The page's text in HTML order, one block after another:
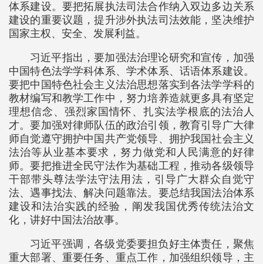
体系建设。要把拓展执法司法合作纳入双边多边关系
建设的重要议题，提升涉外执法司法效能，坚决维护
国家主权、安全、发展利益。
习近平指出，要加强法治理论研究和宣传，加强
中国特色法学学科体系、学术体系、话语体系建设。
要把中国特色社会主义法治思想落实到各法学学科的
教材编写和教学工作中，努力培养造就更多具有坚定
理想信念、强烈家国情怀、扎实法学根底的法治人
才。要加强对律师队伍的政治引领，教育引导广大律
师自觉遵守拥护中国共产党领导、拥护我国社会主义
法治等从业基本要求，努力做党和人民满意的好律
师。要把推进全民守法作为基础工程，推动各级领导
干部带头尊法学法守法用法，引导广大群众自觉守
法、遇事找法、解决问题靠法。要总结我国法治体系
建设和法治实践的经验，阐发我国优秀传统法治文
化，讲好中国法治故事。
习近平强调，各级党委要担负好主体责任，聚焦
重大部署、重要任务、重点工作，加强组织领导，主